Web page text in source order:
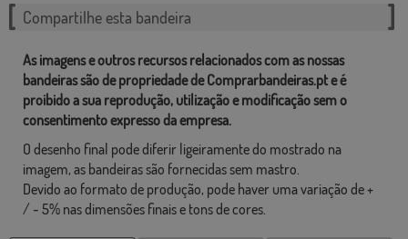
Compartilhe esta bandeira
As imagens e outros recursos relacionados com as nossas
bandeiras são de propriedade de Comprarbandeiras.pt e é
proibido a sua reprodução, utilização e modificação sem o
consentimento expresso da empresa.
O desenho final pode diferir ligeiramente do mostrado na
imagem, as bandeiras são fornecidas sem mastro.
Devido ao formato de produção, pode haver uma variação de +
/ - 5% nas dimensões finais e tons de cores.